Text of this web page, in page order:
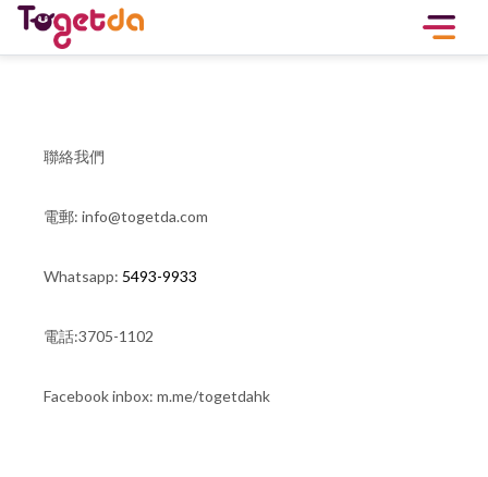
聯絡我們
電郵: info@togetda.com
Whatsapp: 5493-9933
電話:3705-1102
Facebook inbox: m.me/togetdahk